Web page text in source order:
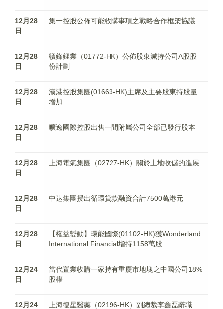
12月28
日
集一控股公佈可能收購事項之戰略合作框架協議
12月28
日
贛鋒鋰業（01772-HK）公佈股東減持公司A股股
份計劃
12月28
日
漢港控股集團(01663-HK)主席及主要股東持股量
增加
12月28
日
曠逸國際控股出售一間附屬公司全部已發行股本
12月28
日
上海電氣集團（02727-HK）關於土地收儲的進展
12月28
日
中达集團授出循環貸款融資合計7500萬港元
12月28
日
【權益變動】環能國際(01102-HK)獲Wonderland
International Financial增持1158萬股
12月24
日
當代置業收購一家持有重慶市地塊之中國公司18%
股權
12月24
上海復星醫藥（02196-HK）副總裁李鑫磊辭職